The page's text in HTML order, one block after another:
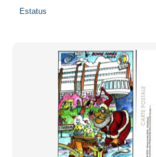
Estatus